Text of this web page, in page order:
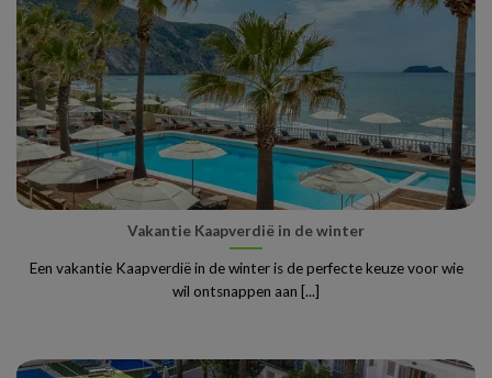
Vakantie Kaapverdië in de winter
Een vakantie Kaapverdië in de winter is de perfecte keuze voor wie
wil ontsnappen aan [...]